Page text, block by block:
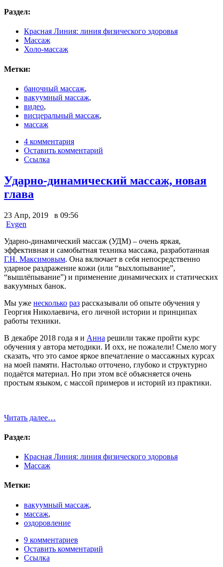
Раздел:
Красная Линия: линия физического здоровья
Массаж
Холо-массаж
Метки:
баночный массаж,
вакуумный массаж,
видео,
висцеральный массаж,
массаж
4 комментария
Оставить комментарий
Ссылка
Ударно-динамический массаж, новая
глава
23 Апр, 2019 в 09:56
Evgen
Ударно-динамический массаж (УДМ) – очень яркая,
эффективная и самобытная техника массажа, разработанная
Г.Н. Максимовым. Она включает в себя непосредственно
ударное раздражение кожи (или “выхлопывание”,
“вышлёпывание”) и применение динамических и статических
вакуумных банок.
Мы уже несколько раз рассказывали об опыте обучения у
Георгия Николаевича, его личной истории и принципах
работы техники.
В декабре 2018 года я и Анна решили также пройти курс
обучения у автора методики. И охх, не пожалели! Смело могу
сказать, что это самое яркое впечатление о массажных курсах
на моей памяти. Настолько отточено, глубоко и структурно
подаётся материал. Но при этом всё объясняется очень
простым языком, с массой примеров и историй из практики.
Читать далее…
Раздел:
Красная Линия: линия физического здоровья
Массаж
Метки:
вакуумный массаж,
массаж,
оздоровление
9 комментариев
Оставить комментарий
Ссылка